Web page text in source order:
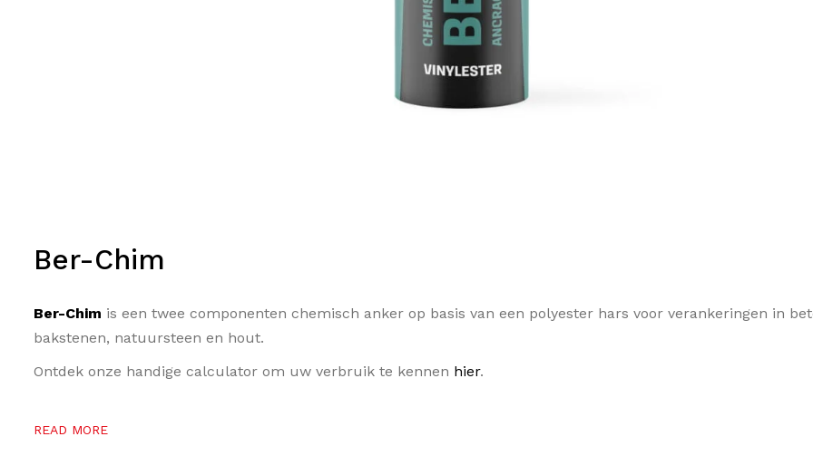
Ber-Chim
Ber-Chim is een twee componenten chemisch anker op basis van een polyester hars voor verankeringen in
bakstenen, natuursteen en hout.
Ontdek onze handige calculator om uw verbruik te kennen hier.
READ MORE